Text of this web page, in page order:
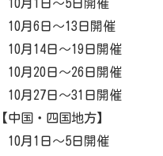
10月1日～5日開催
10月6日～13日開催
10月14日～19日開催
10月20日～26日開催
10月27日～31日開催
【中国・四国地方】
10月1日～5日開催